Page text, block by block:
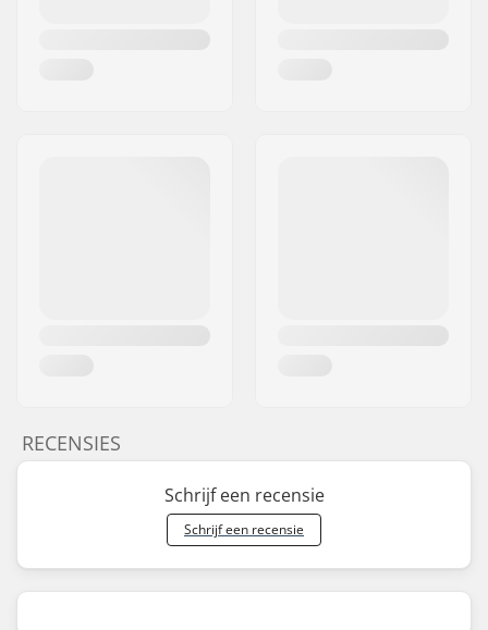
RECENSIES
Schrijf een recensie
Schrijf een recensie